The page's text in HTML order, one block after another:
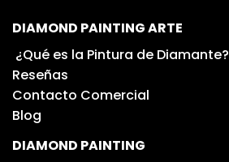
DIAMOND PAINTING ARTE
¿Qué es la Pintura de Diamante?
Reseñas
Contacto Comercial
Blog
DIAMOND PAINTING